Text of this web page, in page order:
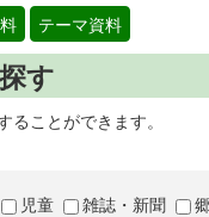
テーマ資料
す
ることができます。
児童 雑誌・新聞